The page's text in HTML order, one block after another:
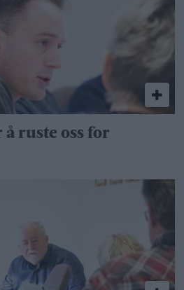
ruste oss for